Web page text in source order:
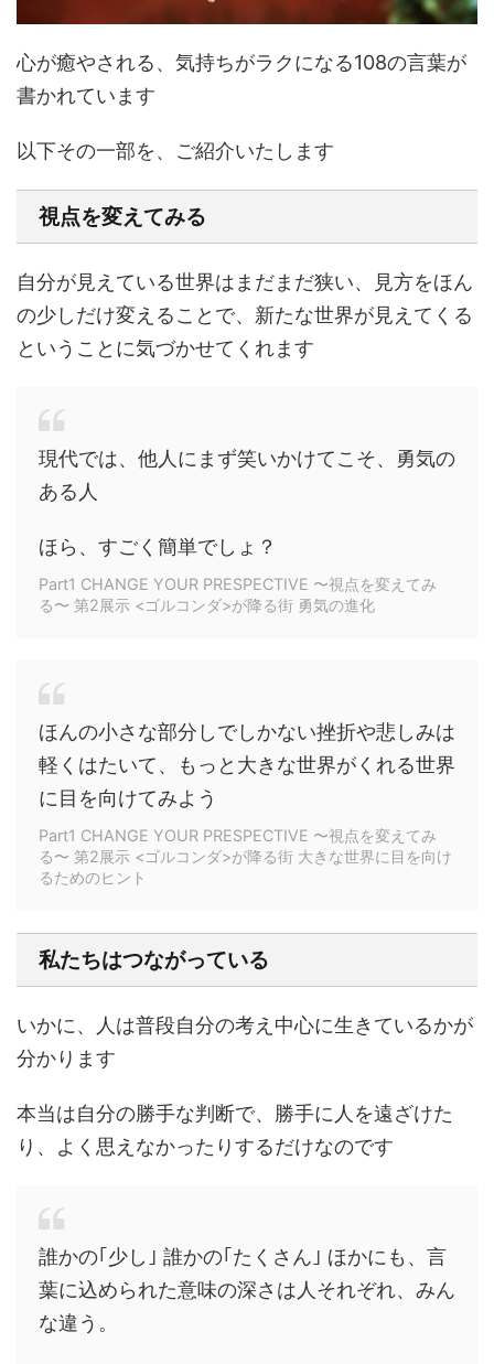
心が癒やされる、気持ちがラクになる108の言葉が
書かれています
以下その一部を、ご紹介いたします
視点を変えてみる
自分が見えている世界はまだまだ狭い、見方をほん
の少しだけ変えることで、新たな世界が見えてくる
ということに気づかせてくれます
現代では、他人にまず笑いかけてこそ、勇気の
ある人
ほら、すごく簡単でしょ？
Part1 CHANGE YOUR PRESPECTIVE 〜視点を変えてみ
る〜 第2展示 <ゴルコンダ>が降る街 勇気の進化
ほんの小さな部分しでしかない挫折や悲しみは
軽くはたいて、もっと大きな世界がくれる世界
に目を向けてみよう
Part1 CHANGE YOUR PRESPECTIVE 〜視点を変えてみ
る〜 第2展示 <ゴルコンダ>が降る街 大きな世界に目を向け
るためのヒント
私たちはつながっている
いかに、人は普段自分の考え中心に生きているかが
分かります
本当は自分の勝手な判断で、勝手に人を遠ざけた
り、よく思えなかったりするだけなのです
誰かの｢少し｣ 誰かの｢たくさん｣ ほかにも、言
葉に込められた意味の深さは人それぞれ、みん
な違う。